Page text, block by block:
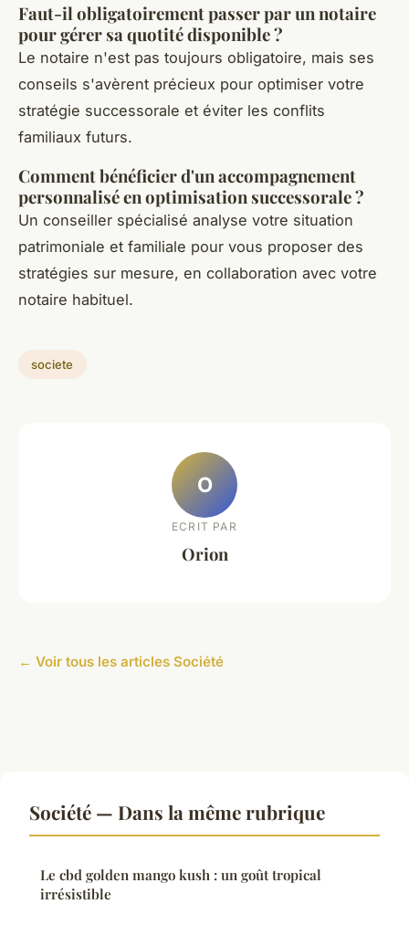
Faut-il obligatoirement passer par un notaire
pour gérer sa quotité disponible ?
Le notaire n'est pas toujours obligatoire, mais ses
conseils s'avèrent précieux pour optimiser votre
stratégie successorale et éviter les conflits
familiaux futurs.
Comment bénéficier d'un accompagnement
personnalisé en optimisation successorale ?
Un conseiller spécialisé analyse votre situation
patrimoniale et familiale pour vous proposer des
stratégies sur mesure, en collaboration avec votre
notaire habituel.
societe
O
ECRIT PAR
Orion
← Voir tous les articles Société
Société — Dans la même rubrique
Le cbd golden mango kush : un goût tropical
irrésistible